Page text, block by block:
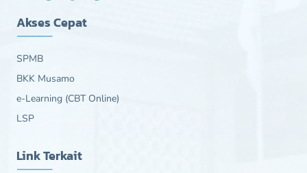
Akses Cepat
SPMB
BKK Musamo
e-Learning (CBT Online)
LSP
Link Terkait